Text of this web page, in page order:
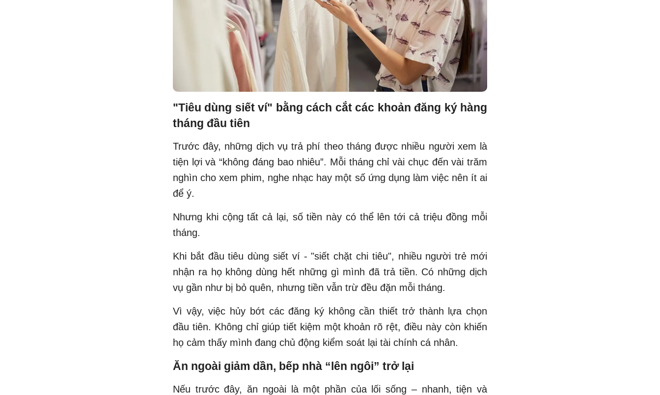
"Tiêu dùng siết ví" bằng cách cắt các khoản đăng ký hàng
tháng đầu tiên
Trước đây, những dịch vụ trả phí theo tháng được nhiều người xem là
tiện lợi và “không đáng bao nhiêu”. Mỗi tháng chỉ vài chục đến vài trăm
nghìn cho xem phim, nghe nhạc hay một số ứng dụng làm việc nên ít ai
để ý.
Nhưng khi cộng tất cả lại, số tiền này có thể lên tới cả triệu đồng mỗi
tháng.
Khi bắt đầu tiêu dùng siết ví - "siết chặt chi tiêu", nhiều người trẻ mới
nhận ra họ không dùng hết những gì mình đã trả tiền. Có những dịch
vụ gần như bị bỏ quên, nhưng tiền vẫn trừ đều đặn mỗi tháng.
Vì vậy, việc hủy bớt các đăng ký không cần thiết trở thành lựa chọn
đầu tiên. Không chỉ giúp tiết kiệm một khoản rõ rệt, điều này còn khiến
họ cảm thấy mình đang chủ động kiểm soát lại tài chính cá nhân.
Ăn ngoài giảm dần, bếp nhà “lên ngôi” trở lại
Nếu trước đây, ăn ngoài là một phần của lối sống – nhanh, tiện và